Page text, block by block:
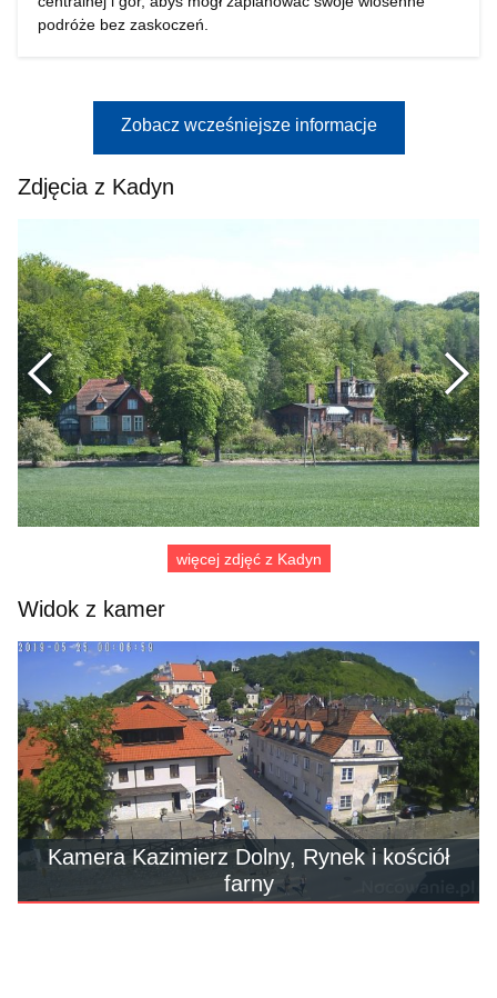
podróże bez zaskoczeń.
Zobacz wcześniejsze informacje
Zdjęcia z Kadyn
Poprzednie
więcej zdjęć z Kadyn
Widok z kamer
Kamera Kazimierz Dolny, Rynek i kościół
farny